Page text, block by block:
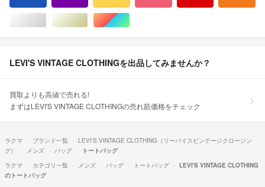
シルバー/銀色系ゴールド/金色系マルチカラー
LEVI'S VINTAGE CLOTHINGを出品してみませんか？
買取よりも高値で売れる!
まずはLEVI'S VINTAGE CLOTHINGの売れ筋価格をチェック
ラクマ ブランド一覧
LEVI'S VINTAGE CLOTHING（リーバイスビンテージクロージン
グ）
メンズ バッグ
トートバッグ
ラクマ
カテゴリ一覧 メンズ バッグ トートバッグ
LEVI'S VINTAGE CLOTHING
のトートバッグ